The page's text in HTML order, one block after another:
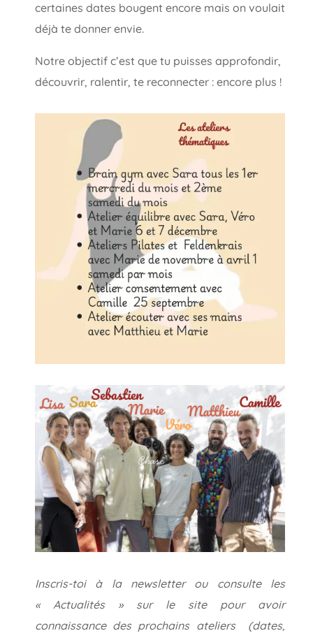
certaines dates bougent encore mais on voulait
déjà te donner envie.
Notre objectif c’est que tu puisses approfondir,
découvrir, ralentir, te reconnecter : encore plus !
Inscris-toi à la newsletter ou consulte les
« Actualités » sur le site pour avoir
connaissance des prochains ateliers (dates,